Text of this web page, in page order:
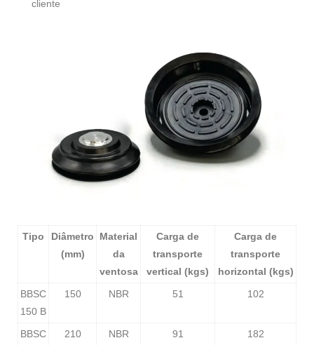
cliente
Tipo
Diâmetro
(mm)
Material
da
ventosa
Carga de
transporte
vertical (kgs)
Carga de
transporte
horizontal (kgs)
BBSC
150 B
150 NBR 51 102
BBSC
210 NBR 91 182